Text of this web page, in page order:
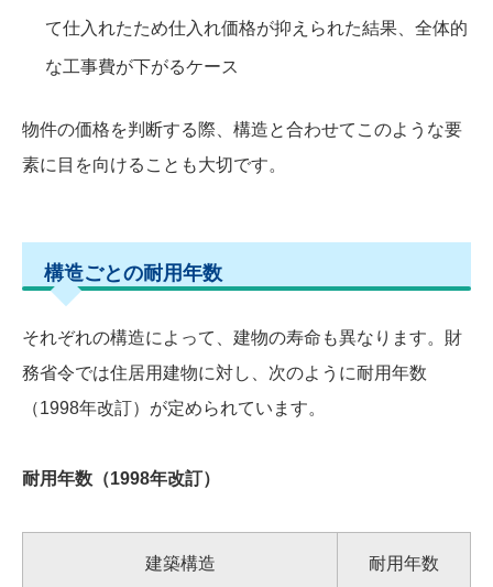
て仕入れたため仕入れ価格が抑えられた結果、全体的
な工事費が下がるケース
物件の価格を判断する際、構造と合わせてこのような要
素に目を向けることも大切です。
構造ごとの耐用年数
それぞれの構造によって、建物の寿命も異なります。財
務省令では住居用建物に対し、次のように耐用年数
（1998年改訂）が定められています。
耐用年数（1998年改訂）
建築構造 耐用年数